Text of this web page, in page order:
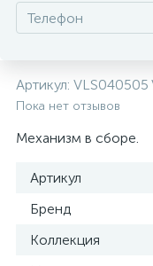
Артикул: VLS040505
Пока нет отзывов
Механизм в сборе.
Артикул
Бренд
Коллекция